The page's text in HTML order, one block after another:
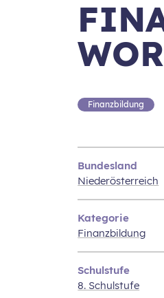
Finanzbildung
Bundesland
Niederösterreich
Kategorie
Finanzbildung
Schulstufe
8. Schulstufe